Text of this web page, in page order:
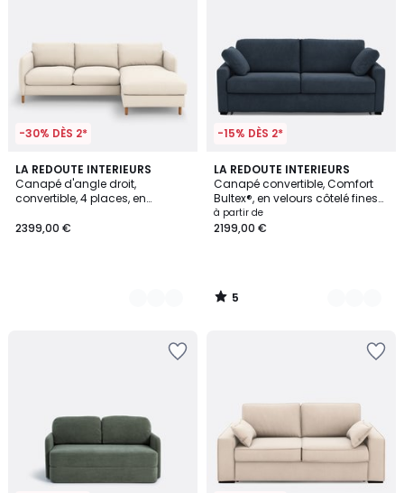
-30% DÈS 2*
LA REDOUTE INTERIEURS
Canapé d'angle droit,
convertible, 4 places, en
2399,00 €
6
Couleurs
-15% DÈS 2*
LA REDOUTE INTERIEURS
Canapé convertible, Comfort
Bultex®, en velours côtelé fines
côtes, TIMOR
à partir de
2199,00 €
5
/
5
5
Couleurs
5
/